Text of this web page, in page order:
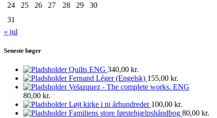
24
25 26 27 28 29
30
31
« jul
Seneste bøger
Quilts ENG 340,00 kr.
Fernand Léger (Engelsk) 155,00 kr.
Velazquez - The complete works. ENG
80,00 kr.
Løjt kirke i ni århundreder 100,00 kr.
Familiens store førstehjælpshåndbog 80,00 kr.